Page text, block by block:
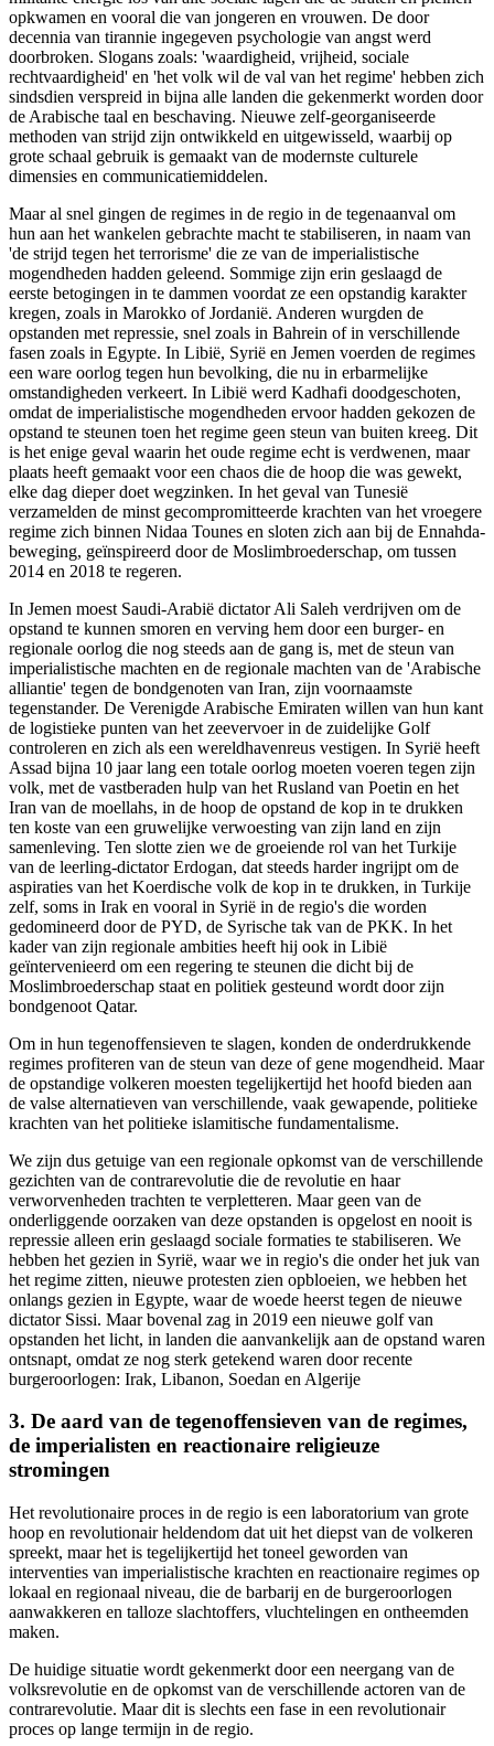
opkwamen en vooral die van jongeren en vrouwen. De door
decennia van tirannie ingegeven psychologie van angst werd
doorbroken. Slogans zoals: 'waardigheid, vrijheid, sociale
rechtvaardigheid' en 'het volk wil de val van het regime' hebben zich
sindsdien verspreid in bijna alle landen die gekenmerkt worden door
de Arabische taal en beschaving. Nieuwe zelf-georganiseerde
methoden van strijd zijn ontwikkeld en uitgewisseld, waarbij op
grote schaal gebruik is gemaakt van de modernste culturele
dimensies en communicatiemiddelen.
Maar al snel gingen de regimes in de regio in de tegenaanval om
hun aan het wankelen gebrachte macht te stabiliseren, in naam van
'de strijd tegen het terrorisme' die ze van de imperialistische
mogendheden hadden geleend. Sommige zijn erin geslaagd de
eerste betogingen in te dammen voordat ze een opstandig karakter
kregen, zoals in Marokko of Jordanië. Anderen wurgden de
opstanden met repressie, snel zoals in Bahrein of in verschillende
fasen zoals in Egypte. In Libië, Syrië en Jemen voerden de regimes
een ware oorlog tegen hun bevolking, die nu in erbarmelijke
omstandigheden verkeert. In Libië werd Kadhafi doodgeschoten,
omdat de imperialistische mogendheden ervoor hadden gekozen de
opstand te steunen toen het regime geen steun van buiten kreeg. Dit
is het enige geval waarin het oude regime echt is verdwenen, maar
plaats heeft gemaakt voor een chaos die de hoop die was gewekt,
elke dag dieper doet wegzinken. In het geval van Tunesië
verzamelden de minst gecompromitteerde krachten van het vroegere
regime zich binnen Nidaa Tounes en sloten zich aan bij de Ennahda-
beweging, geïnspireerd door de Moslimbroederschap, om tussen
2014 en 2018 te regeren.
In Jemen moest Saudi-Arabië dictator Ali Saleh verdrijven om de
opstand te kunnen smoren en verving hem door een burger- en
regionale oorlog die nog steeds aan de gang is, met de steun van
imperialistische machten en de regionale machten van de 'Arabische
alliantie' tegen de bondgenoten van Iran, zijn voornaamste
tegenstander. De Verenigde Arabische Emiraten willen van hun kant
de logistieke punten van het zeevervoer in de zuidelijke Golf
controleren en zich als een wereldhavenreus vestigen. In Syrië heeft
Assad bijna 10 jaar lang een totale oorlog moeten voeren tegen zijn
volk, met de vastberaden hulp van het Rusland van Poetin en het
Iran van de moellahs, in de hoop de opstand de kop in te drukken
ten koste van een gruwelijke verwoesting van zijn land en zijn
samenleving. Ten slotte zien we de groeiende rol van het Turkije
van de leerling-dictator Erdogan, dat steeds harder ingrijpt om de
aspiraties van het Koerdische volk de kop in te drukken, in Turkije
zelf, soms in Irak en vooral in Syrië in de regio's die worden
gedomineerd door de PYD, de Syrische tak van de PKK. In het
kader van zijn regionale ambities heeft hij ook in Libië
geïntervenieerd om een regering te steunen die dicht bij de
Moslimbroederschap staat en politiek gesteund wordt door zijn
bondgenoot Qatar.
Om in hun tegenoffensieven te slagen, konden de onderdrukkende
regimes profiteren van de steun van deze of gene mogendheid. Maar
de opstandige volkeren moesten tegelijkertijd het hoofd bieden aan
de valse alternatieven van verschillende, vaak gewapende, politieke
krachten van het politieke islamitische fundamentalisme.
We zijn dus getuige van een regionale opkomst van de verschillende
gezichten van de contrarevolutie die de revolutie en haar
verworvenheden trachten te verpletteren. Maar geen van de
onderliggende oorzaken van deze opstanden is opgelost en nooit is
repressie alleen erin geslaagd sociale formaties te stabiliseren. We
hebben het gezien in Syrië, waar we in regio's die onder het juk van
het regime zitten, nieuwe protesten zien opbloeien, we hebben het
onlangs gezien in Egypte, waar de woede heerst tegen de nieuwe
dictator Sissi. Maar bovenal zag in 2019 een nieuwe golf van
opstanden het licht, in landen die aanvankelijk aan de opstand waren
ontsnapt, omdat ze nog sterk getekend waren door recente
burgeroorlogen: Irak, Libanon, Soedan en Algerije
3. De aard van de tegenoffensieven van de regimes,
de imperialisten en reactionaire religieuze
stromingen
Het revolutionaire proces in de regio is een laboratorium van grote
hoop en revolutionair heldendom dat uit het diepst van de volkeren
spreekt, maar het is tegelijkertijd het toneel geworden van
interventies van imperialistische krachten en reactionaire regimes op
lokaal en regionaal niveau, die de barbarij en de burgeroorlogen
aanwakkeren en talloze slachtoffers, vluchtelingen en ontheemden
maken.
De huidige situatie wordt gekenmerkt door een neergang van de
volksrevolutie en de opkomst van de verschillende actoren van de
contrarevolutie. Maar dit is slechts een fase in een revolutionair
proces op lange termijn in de regio.